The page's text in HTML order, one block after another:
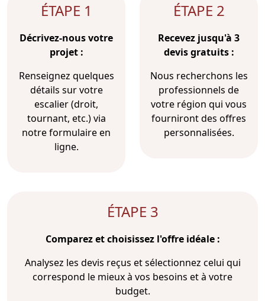
ÉTAPE 1
Décrivez-nous votre
projet :
Renseignez quelques
détails sur votre
escalier (droit,
tournant, etc.) via
notre formulaire en
ligne.
ÉTAPE 2
Recevez jusqu'à 3
devis gratuits :
Nous recherchons les
professionnels de
votre région qui vous
fourniront des offres
personnalisées.
ÉTAPE 3
Comparez et choisissez l'offre idéale :
Analysez les devis reçus et sélectionnez celui qui
correspond le mieux à vos besoins et à votre
budget.